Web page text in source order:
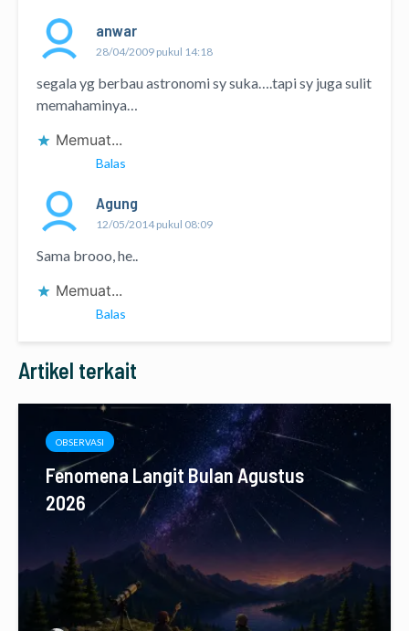
anwar
28/04/2009 pukul 14:18
segala yg berbau astronomi sy suka….tapi sy juga sulit
memahaminya…
Memuat...
Balas
Agung
12/05/2014 pukul 08:09
Sama brooo, he..
Memuat...
Balas
Artikel terkait
OBSERVASI
Fenomena Langit Bulan Agustus
2026